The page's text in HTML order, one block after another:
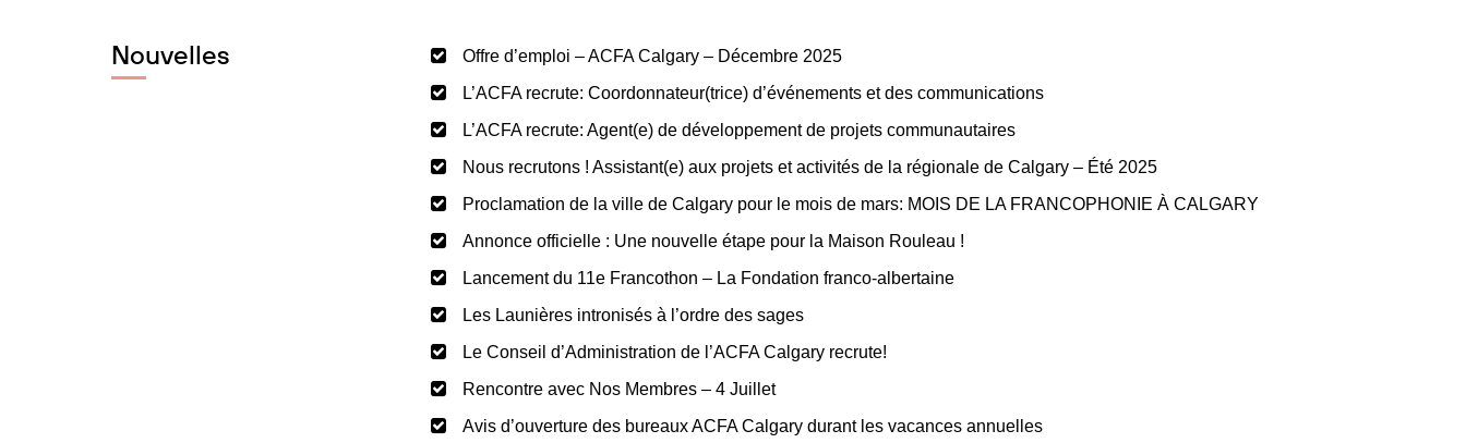
Nouvelles
Offre d’emploi – ACFA Calgary – Décembre 2025
L’ACFA recrute: Coordonnateur(trice) d’événements et des communications
L’ACFA recrute: Agent(e) de développement de projets communautaires
Nous recrutons ! Assistant(e) aux projets et activités de la régionale de Calgary – Été 2025
Proclamation de la ville de Calgary pour le mois de mars: MOIS DE LA FRANCOPHONIE À CALGARY
Annonce officielle : Une nouvelle étape pour la Maison Rouleau !
Lancement du 11e Francothon – La Fondation franco-albertaine
Les Launières intronisés à l’ordre des sages
Le Conseil d’Administration de l’ACFA Calgary recrute!
Rencontre avec Nos Membres – 4 Juillet
Avis d’ouverture des bureaux ACFA Calgary durant les vacances annuelles